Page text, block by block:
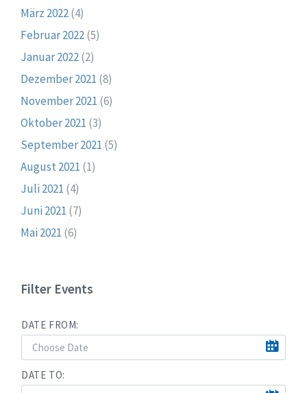
März 2022(4)
Februar 2022(5)
Januar 2022(2)
Dezember 2021 (8)
November 2021 (6)
Oktober 2021 (3)
September 2021 (5)
August 2021 (1)
Juli 2021 (4)
Juni 2021 (7)
Mai 2021 (6)
Filter Events
DATE FROM:
DATE TO: